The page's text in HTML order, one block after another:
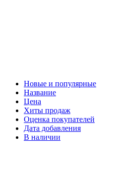
Новые и популярные
Название
Цена
Хиты продаж
Оценка покупателей
Дата добавления
В наличии